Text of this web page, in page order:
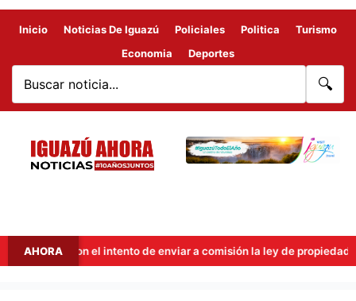
Inicio Noticias De Iguazú Policiales Politica
Turismo
Economia
Deportes
🔍
AHORA
frenaron el intento de enviar a comisión la ley de propiedad